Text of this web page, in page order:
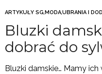
ARTYKUŁY SG,MODA,UBRANIA I
Bluzki
dobrać do
Bluzki damskie… Mamy